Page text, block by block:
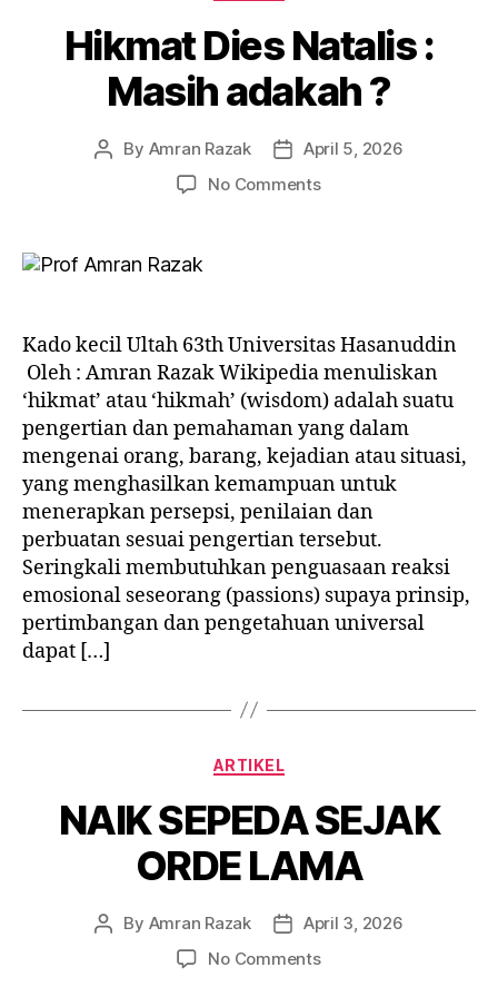
Hikmat Dies Natalis :
Masih adakah ?
Post
By Amran Razak
PostApril 5, 2026
No Commentson
?
Kado kecil Ultah 63th Universitas Hasanuddin
Oleh : Amran Razak Wikipedia menuliskan
‘hikmat’ atau ‘hikmah’ (wisdom) adalah suatu
pengertian dan pemahaman yang dalam
mengenai orang, barang, kejadian atau situasi,
yang menghasilkan kemampuan untuk
menerapkan persepsi, penilaian dan
perbuatan sesuai pengertian tersebut.
Seringkali membutuhkan penguasaan reaksi
emosional seseorang (passions) supaya prinsip,
pertimbangan dan pengetahuan universal
dapat […]
Categories
ARTIKEL
NAIK SEPEDA SEJAK
ORDE LAMA
Post
By Amran Razak
Post
date
April 3, 2026
No Commentson